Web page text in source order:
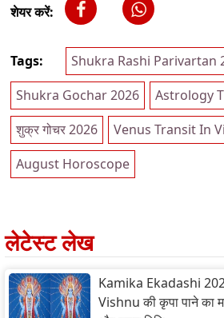
शेयर करें:
Tags: Shukra Rashi Parivartan
Shukra Gochar 2026
Astrology
शुक्र गोचर 2026
Venus Transit In
August Horoscope
लेटेस्ट लेख
Kamika Ekadashi
Vishnu की कृपा पाने का